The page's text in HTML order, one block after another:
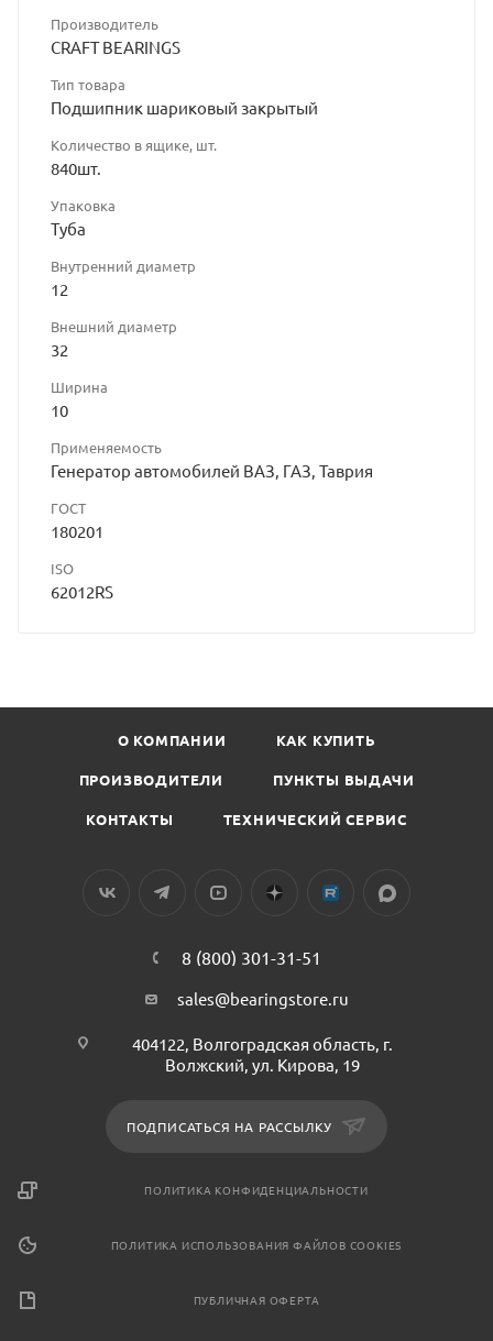
Производитель
CRAFT BEARINGS
Тип товара
Подшипник шариковый закрытый
Количество в ящике, шт.
840шт.
Упаковка
Туба
Внутренний диаметр
12
Внешний диаметр
32
Ширина
10
Применяемость
Генератор автомобилей ВАЗ, ГАЗ, Таврия
ГОСТ
180201
ISO
62012RS
О КОМПАНИИ КАК КУПИТЬ
ПРОИЗВОДИТЕЛИ ПУНКТЫ ВЫДАЧИ
КОНТАКТЫ ТЕХНИЧЕСКИЙ СЕРВИС
8 (800) 301-31-51
sales@bearingstore.ru
404122, Волгоградская область, г.
Волжский, ул. Кирова, 19
ПОДПИСАТЬСЯ НА РАССЫЛКУ
ПОЛИТИКА КОНФИДЕНЦИАЛЬНОСТИ
ПОЛИТИКА ИСПОЛЬЗОВАНИЯ ФАЙЛОВ COOKIES
ПУБЛИЧНАЯ ОФЕРТА